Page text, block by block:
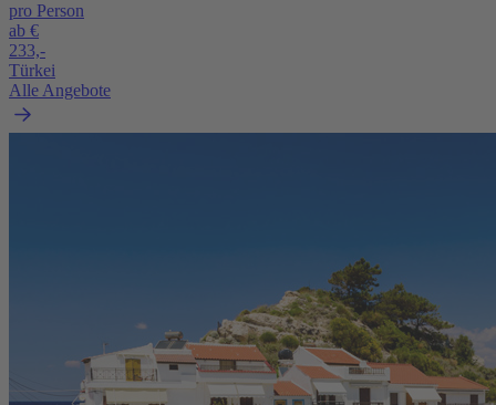
pro Person
ab €
233,-
Türkei
Alle Angebote